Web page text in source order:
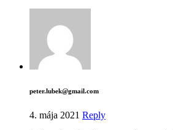
peter.lubek@gmail.com
4. mája 2021 Reply